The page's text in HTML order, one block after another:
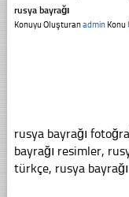
rusya bayrağı
Konuyu OluşturanadminKonu
rusya bayrağı
bayrağı resimler,
türkçe, rusya